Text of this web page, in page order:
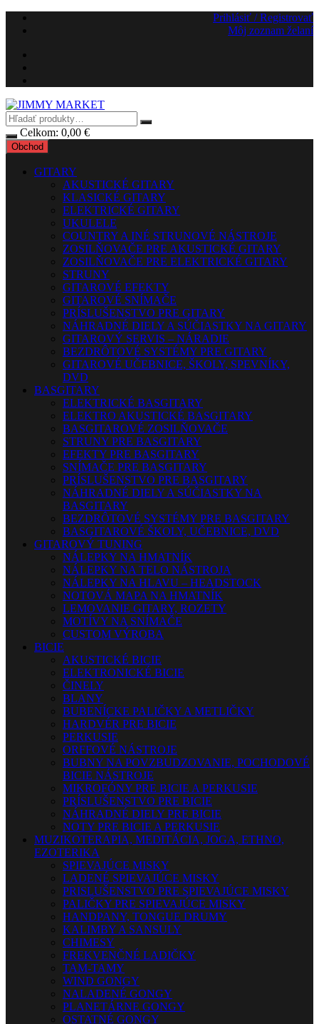
Preskočiť
Prihlásiť / Registrovať
Môj zoznam želaní
Celkom: 0,00 €
Obchod
GITARY
AKUSTICKÉ GITARY
KLASICKÉ GITARY
ELEKTRICKÉ GITARY
UKULELE
COUNTRY A INÉ STRUNOVÉ NÁSTROJE
ZOSILŇOVAČE PRE AKUSTICKÉ GITARY
ZOSILŇOVAČE PRE ELEKTRICKÉ GITARY
STRUNY
GITAROVÉ EFEKTY
GITAROVÉ SNÍMAČE
PRÍSLUŠENSTVO PRE GITARY
NÁHRADNÉ DIELY A SÚČIASTKY NA GITARY
GITAROVÝ SERVIS – NÁRADIE
BEZDRÔTOVÉ SYSTÉMY PRE GITARY
GITAROVÉ UČEBNICE, ŠKOLY, SPEVNÍKY,
DVD
BASGITARY
ELEKTRICKÉ BASGITARY
ELEKTRO AKUSTICKÉ BASGITARY
BASGITAROVÉ ZOSILŇOVAČE
STRUNY PRE BASGITARY
EFEKTY PRE BASGITARY
SNÍMAČE PRE BASGITARY
PRÍSLUŠENSTVO PRE BASGITARY
NÁHRADNÉ DIELY A SÚČIASTKY NA
BASGITARY
BEZDRÔTOVÉ SYSTÉMY PRE BASGITARY
BASGITAROVÉ ŠKOLY, UČEBNICE, DVD
GITAROVÝ TUNING
NÁLEPKY NA HMATNÍK
NÁLEPKY NA TELO NÁSTROJA
NÁLEPKY NA HLAVU – HEADSTOCK
NOTOVÁ MAPA NA HMATNÍK
LEMOVANIE GITARY, ROZETY
MOTÍVY NA SNÍMAČE
CUSTOM VÝROBA
BICIE
AKUSTICKÉ BICIE
ELEKTRONICKÉ BICIE
ČINELY
BLANY
BUBENÍCKE PALIČKY A METLIČKY
HARDVÉR PRE BICIE
PERKUSIE
ORFFOVÉ NÁSTROJE
BUBNY NA POVZBUDZOVANIE, POCHODOVÉ
BICIE NÁSTROJE
MIKROFÓNY PRE BICIE A PERKUSIE
PRÍSLUŠENSTVO PRE BICIE
NÁHRADNÉ DIELY PRE BICIE
NOTY PRE BICIE A PERKUSIE
MUZIKOTERAPIA, MEDITÁCIA, JOGA, ETHNO,
EZOTERIKA
SPIEVAJÚCE MISKY
LADENÉ SPIEVAJÚCE MISKY
PRISLUŠENSTVO PRE SPIEVAJÚCE MISKY
PALIČKY PRE SPIEVAJÚCE MISKY
HANDPANY, TONGUE DRUMY
KALIMBY A SANSULY
CHIMESY
FREKVENČNÉ LADIČKY
TAM-TAMY
WIND GONGY
NALADENÉ GONGY
PLANETÁRNE GONGY
OSTATNÉ GONGY